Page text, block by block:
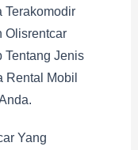
Terakomodir
Olisrentcar
Tentang Jenis
Rental Mobil
Yang